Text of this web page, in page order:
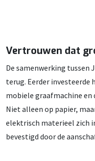
Vertrouwen dat
De samenwerking tussen
terug. Eerder investeerde
mobiele graafmachine en
Niet alleen op papier,
elektrisch materieel zich
bevestigd door de